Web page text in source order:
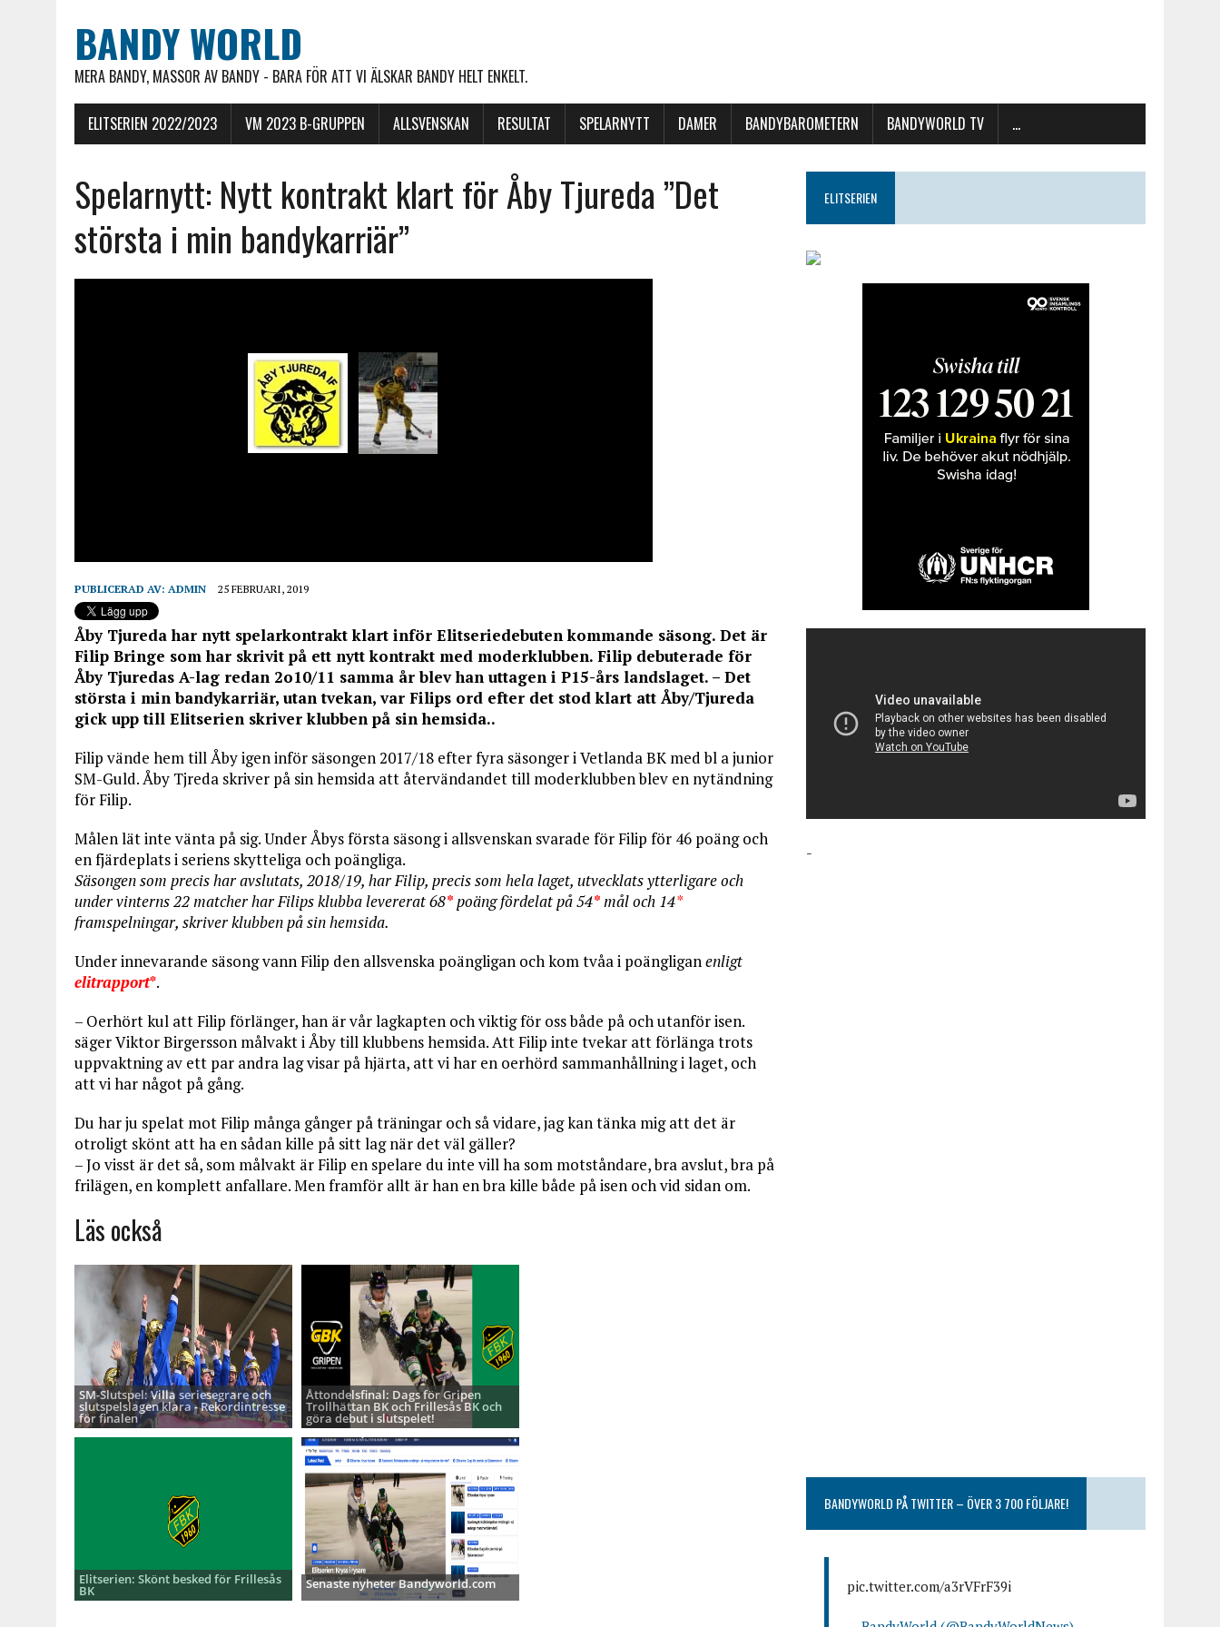
BANDY WORLD
MERA BANDY, MASSOR AV BANDY - BARA FÖR ATT VI ÄLSKAR BANDY HELT ENKELT.
ELITSERIEN 2022/2023 VM 2023 B-GRUPPEN ALLSVENSKAN RESULTAT SPELARNYTT DAMER BANDYBAROMETERN BANDYWORLD TV …
Spelarnytt: Nytt kontrakt klart för Åby Tjureda ”Det
största i min bandykarriär”
PUBLICERAD AV: ADMIN 25 FEBRUARI, 2019
Åby Tjureda har nytt spelarkontrakt klart inför Elitseriedebuten kommande säsong. Det är
Filip Bringe som har skrivit på ett nytt kontrakt med moderklubben. Filip debuterade för
Åby Tjuredas A-lag redan 2o10/11 samma år blev han uttagen i P15-års landslaget. – Det
största i min bandykarriär, utan tvekan, var Filips ord efter det stod klart att Åby/Tjureda
gick upp till Elitserien skriver klubben på sin hemsida..
Filip vände hem till Åby igen inför säsongen 2017/18 efter fyra säsonger i Vetlanda BK med bl a junior
SM-Guld. Åby Tjreda skriver på sin hemsida att återvändandet till moderklubben blev en nytändning
för Filip.
Målen lät inte vänta på sig. Under Åbys första säsong i allsvenskan svarade för Filip för 46 poäng och
en fjärdeplats i seriens skytteliga och poängliga.
Säsongen som precis har avslutats, 2018/19, har Filip, precis som hela laget, utvecklats ytterligare och
under vinterns 22 matcher har Filips klubba levererat 68*poäng fördelat på 54*mål och 14*
framspelningar, skriver klubben på sin hemsida.
Under innevarande säsong vann Filip den allsvenska poängligan och kom tvåa i poängliganenligt
elitrapport*.
– Oerhört kul att Filip förlänger, han är vår lagkapten och viktig för oss både på och utanför isen.
säger Viktor Birgersson målvakt i Åby till klubbens hemsida. Att Filip inte tvekar att förlänga trots
uppvaktning av ett par andra lag visar på hjärta, att vi har en oerhörd sammanhållning i laget, och
att vi har något på gång.
Du har ju spelat mot Filip många gånger på träningar och så vidare, jag kan tänka mig att det är
otroligt skönt att ha en sådan kille på sitt lag när det väl gäller?
– Jo visst är det så, som målvakt är Filip en spelare du inte vill ha som motståndare, bra avslut, bra på
frilägen, en komplett anfallare. Men framför allt är han en bra kille både på isen och vid sidan om.
Läs också
SM-Slutspel: Villa seriesegrare och
slutspelslagen klara - Rekordintresse
för finalen
Åttondelsfinal: Dags för Gripen
Trollhättan BK och Frillesås BK och
göra debut i slutspelet!
Elitserien: Skönt besked för Frillesås
BK Senaste nyheter Bandyworld.com
ELITSERIEN
-
BANDYWORLD PÅ TWITTER – ÖVER 3 700 FÖLJARE!
pic.twitter.com/a3rVFrF39i